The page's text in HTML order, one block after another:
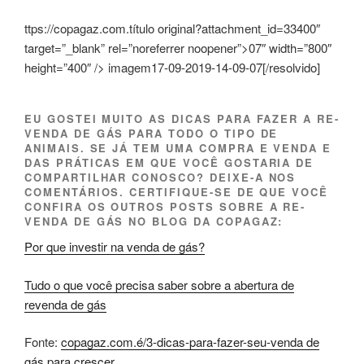
ttps://copagaz.com.título original?attachment_id=33400″
target=”_blank” rel=”noreferrer noopener”>07″ width=”800″
height=”400″ /> imagem17-09-2019-14-09-07[/resolvido]
EU GOSTEI MUITO AS DICAS PARA FAZER A RE-
VENDA DE GÁS PARA TODO O TIPO DE
ANIMAIS. SE JÁ TEM UMA COMPRA E VENDA E
DAS PRÁTICAS EM QUE VOCÊ GOSTARIA DE
COMPARTILHAR CONOSCO? DEIXE-A NOS
COMENTÁRIOS. CERTIFIQUE-SE DE QUE VOCÊ
CONFIRA OS OUTROS POSTS SOBRE A RE-
VENDA DE GÁS NO BLOG DA COPAGAZ:
Por que investir na venda de gás?
Tudo o que você precisa saber sobre a abertura de
revenda de gás
Fonte: copagaz.com.é/3-dicas-para-fazer-seu-venda de